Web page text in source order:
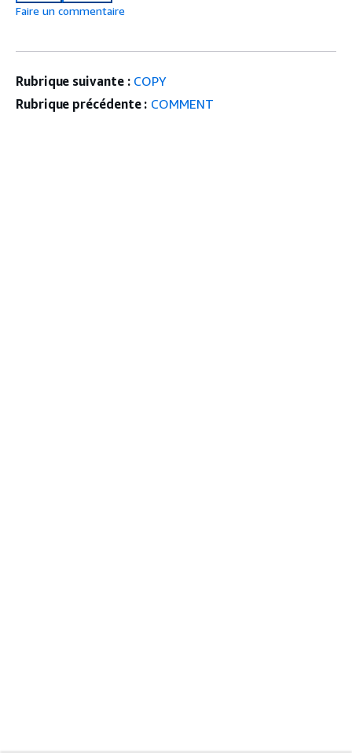
Faire un commentaire
Rubrique suivante : COPY
Rubrique précédente : COMMENT